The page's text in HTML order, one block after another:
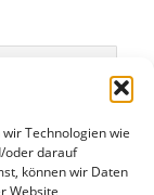
Technologien wie
oder darauf
können wir Daten
Website
Termine